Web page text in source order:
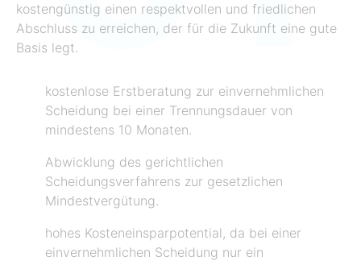
kostengünstig einen respektvollen und friedlichen
Abschluss zu erreichen, der für die Zukunft eine gute
Basis legt.
kostenlose Erstberatung zur einvernehmlichen
Scheidung bei einer Trennungsdauer von
mindestens 10 Monaten.
Abwicklung des gerichtlichen
Scheidungsverfahrens zur gesetzlichen
Mindestvergütung.
hohes Kosteneinsparpotential, da bei einer
einvernehmlichen Scheidung nur ein